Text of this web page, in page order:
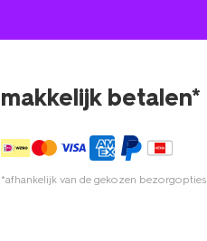
makkelijk betalen*
*afhankelijk van de gekozen bezorgopties